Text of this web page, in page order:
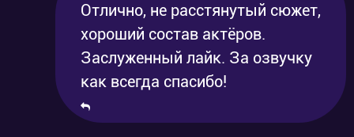
Отлично, не расстянутый сюжет,
хороший состав актёров.
Заслуженный лайк. За озвучку
как всегда спасибо!